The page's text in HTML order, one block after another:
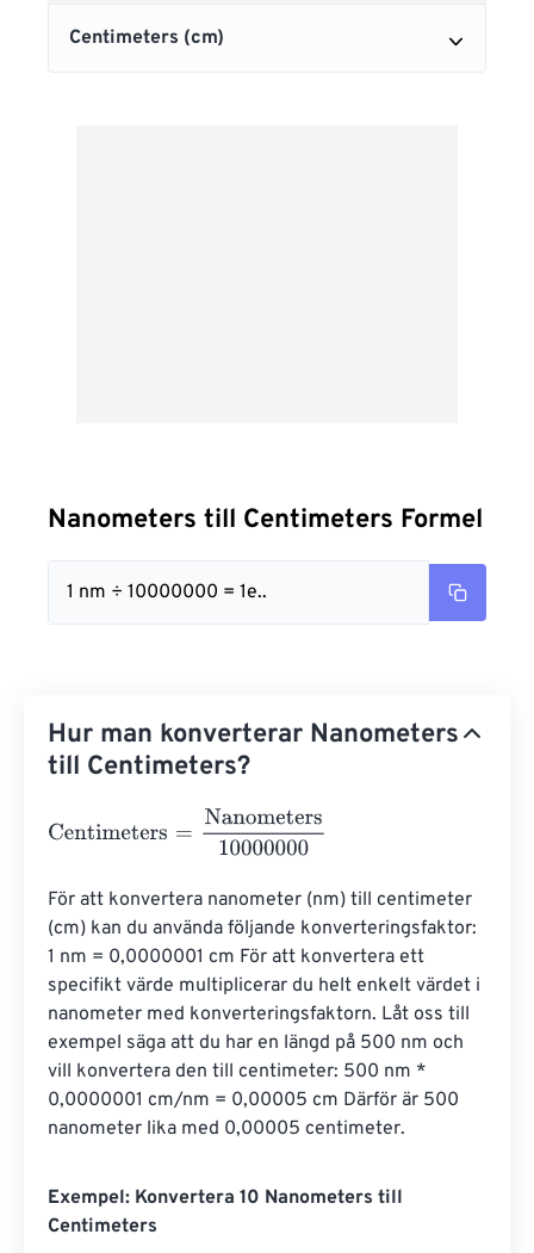
Nanometers till Centimeters Formel
1 nm ÷ 10000000 = 1e..
Hur man konverterar Nanometers
till Centimeters?
Centimeters Nanometers10000000
För att konvertera nanometer (nm) till centimeter
(cm) kan du använda följande konverteringsfaktor:
1 nm = 0,0000001 cm För att konvertera ett
specifikt värde multiplicerar du helt enkelt värdet i
nanometer med konverteringsfaktorn. Låt oss till
exempel säga att du har en längd på 500 nm och
vill konvertera den till centimeter: 500 nm *
0,0000001 cm/nm = 0,00005 cm Därför är 500
nanometer lika med 0,00005 centimeter.
Exempel: Konvertera 10 Nanometers till
Centimeters